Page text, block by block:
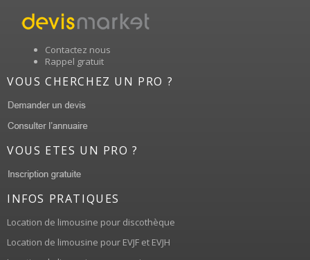
Contactez nous
Rappel gratuit
VOUS CHERCHEZ UN PRO ?
VOUS ETES UN PRO ?
INFOS PRATIQUES
Location de limousine pour discothèque
Location de limousine pour EVJF et EVJH